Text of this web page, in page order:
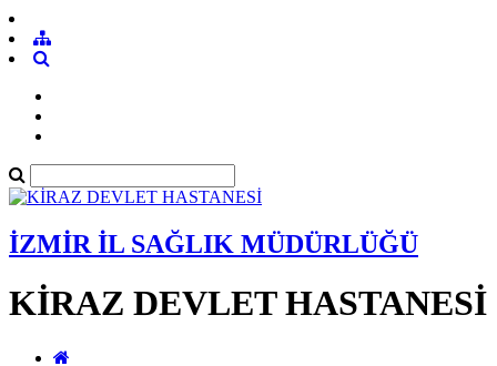
İZMİR İL SAĞLIK MÜDÜRLÜĞÜ
KİRAZ DEVLET HASTANESİ